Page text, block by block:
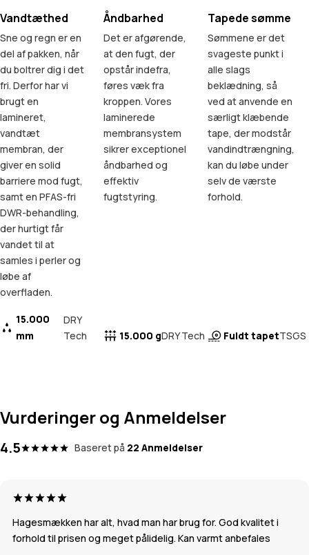
Vandtæthed
Sne og regn er en
del af pakken, når
du boltrer dig i det
fri. Derfor har vi
brugt en
lamineret,
vandtæt
membran, der
giver en solid
barriere mod fugt,
samt en PFAS-fri
DWR-behandling,
der hurtigt får
vandet til at
samles i perler og
løbe af
overfladen.
15.000
mm
DRY
Tech
Åndbarhed
Det er afgørende,
at den fugt, der
opstår indefra,
føres væk fra
kroppen. Vores
laminerede
membransystem
sikrer exceptionel
åndbarhed og
effektiv
fugtstyring.
15.000 gDRY Tech
Tapede sømme
Sømmene er det
svageste punkt i
alle slags
beklædning, så
ved at anvende en
særligt klæbende
tape, der modstår
vandindtrængning,
kan du løbe under
selv de værste
forhold.
Fuldt tapetTSGS
Vurderinger og Anmeldelser
4.5 Baseret på 22 Anmeldelser
Hagesmækken har alt, hvad man har brug for. God kvalitet i
forhold til prisen og meget pålidelig. Kan varmt anbefales